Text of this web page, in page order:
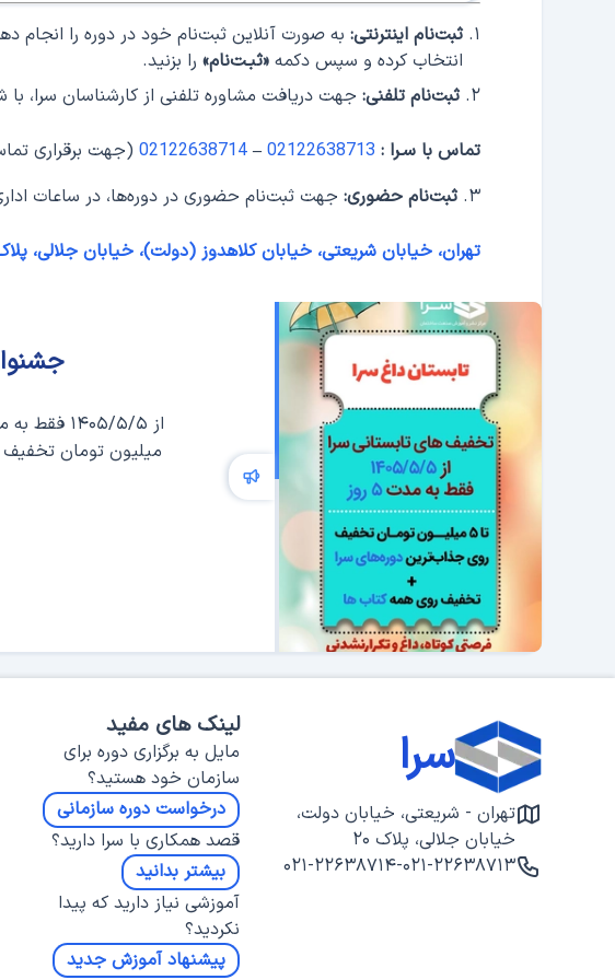
ثبت‌نام اینترنتی: به صورت آنلاین ثبت‌نام خود در دوره را انجام
انتخاب کرده و سپس دکمه«ثبـت‌نام» را بزنید.
ثبت‌نام تلفنی: جهت دریافت مشاوره تلفنی از کارشناسان سرا، با
تماس با سـرا : 02122638713
–
02122638714 (جهت برقراری
ثبت‌نام حضوری: جهت ثبت‌نام حضوری در دوره‌ها، در ساعات اداری ۹ تا ۱۷ به دفتر موسسه سرا مراجعه
تهران، خیابان شریعتی، خیابان کلاهدوز (دولت)، خیابان جلالی، پلاک ۲۰، طبقه سوم، واحد ۳ (موسسه
میلیون تومان
سرا
تهران - شریعتی، خیابان دولت،
خیابان جلالی، پلاک ۲۰
۰۲۱-۲۲۶۳۸۷۱۳-۰۲۱-۲۲۶۳۸۷۱۴
لینک های مفید
مایل به برگزاری دوره برای
سازمان خود هستید؟
درخواست دوره سازمانی
قصد همکاری با سرا دارید؟
بیشتر بدانید
آموزشی نیاز دارید که پیدا
نکردید؟
پیشنهاد آموزش جدید